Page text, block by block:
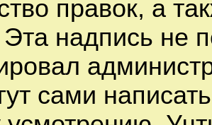
правок, а
Эта надпись не
сами